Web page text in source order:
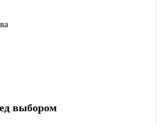
выбором